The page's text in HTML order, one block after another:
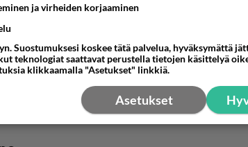
ja virheiden korjaaminen
Suostumuksesi koskee tätä palvelua, hyväksymättä
teknologiat saattavat perustella tietojen käsittelyä
klikkaamalla "Asetukset" linkkiä.
Asetukset